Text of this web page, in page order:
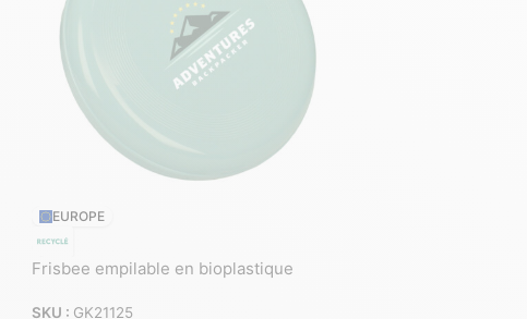
EUROPE
Frisbee empilable en bioplastique
SKU : GK21125